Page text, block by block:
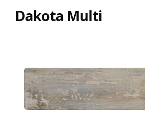
Dakota Multi